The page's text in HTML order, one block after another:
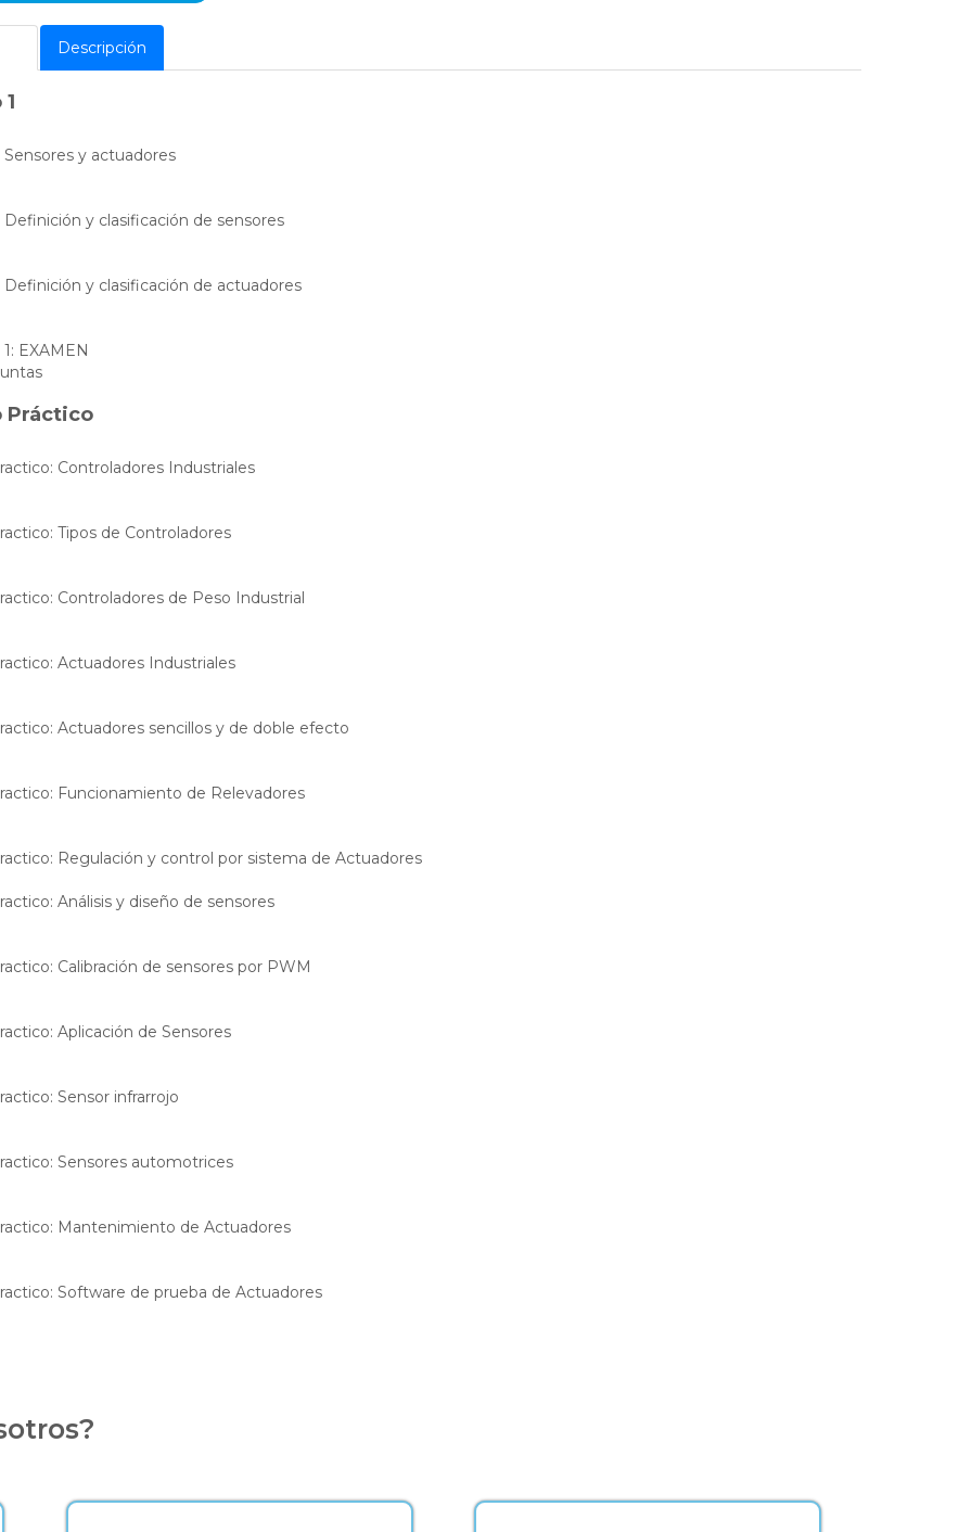
Descripción
Sensores y actuadores
Definición y clasificación de sensores
Definición y clasificación de actuadores
EXAMEN
Práctico
Controladores Industriales
Tipos de Controladores
Controladores de Peso Industrial
Actuadores Industriales
Actuadores sencillos y de doble efecto
Funcionamiento de Relevadores
Regulación y control por sistema de Actuadores
Análisis y diseño de sensores
Calibración de sensores por PWM
Aplicación de Sensores
Sensor infrarrojo
Sensores automotrices
Mantenimiento de Actuadores
Software de prueba de Actuadores